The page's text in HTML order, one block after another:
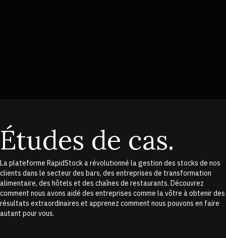
Études de cas.
La plateforme RapidStock a révolutionné la gestion des stocks de nos
clients dans le secteur des bars, des entreprises de transformation
alimentaire, des hôtels et des chaînes de restaurants. Découvrez
comment nous avons aidé des entreprises comme la vôtre à obtenir des
résultats extraordinaires et apprenez comment nous pouvons en faire
autant pour vous.